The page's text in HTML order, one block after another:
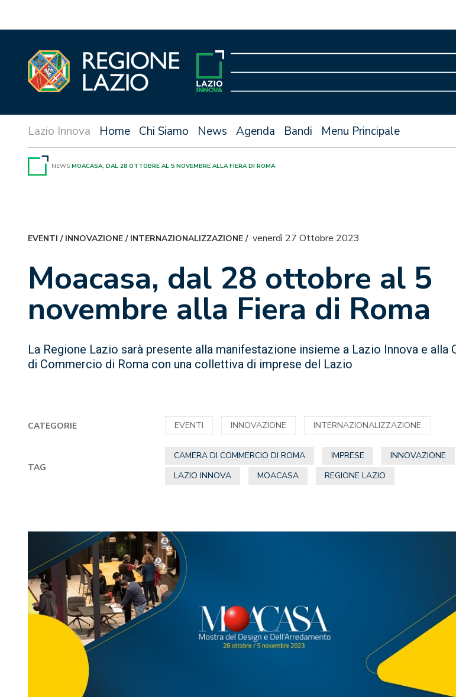
Home Chi Siamo News Agenda Bandi Menu Principale
NEWS MOACASA, DAL 28 OTTOBRE AL 5 NOVEMBRE ALLA FIERA DI ROMA
EVENTI / INNOVAZIONE/ INTERNAZIONALIZZAZIONE/ venerdì 27 Ottobre 2023
Moacasa, dal 28 ottobre al 5
novembre alla Fiera di Roma
La Regione Lazio sarà presente alla manifestazione insieme a Lazio Innova e alla
di Commercio di Roma con una collettiva di imprese del Lazio
CATEGORIE EVENTI INNOVAZIONE INTERNAZIONALIZZAZIONE
TAG
CAMERA DI COMMERCIO DI ROMA IMPRESE
INNOVAZIONE
LAZIO INNOVA
MOACASA REGIONE LAZIO